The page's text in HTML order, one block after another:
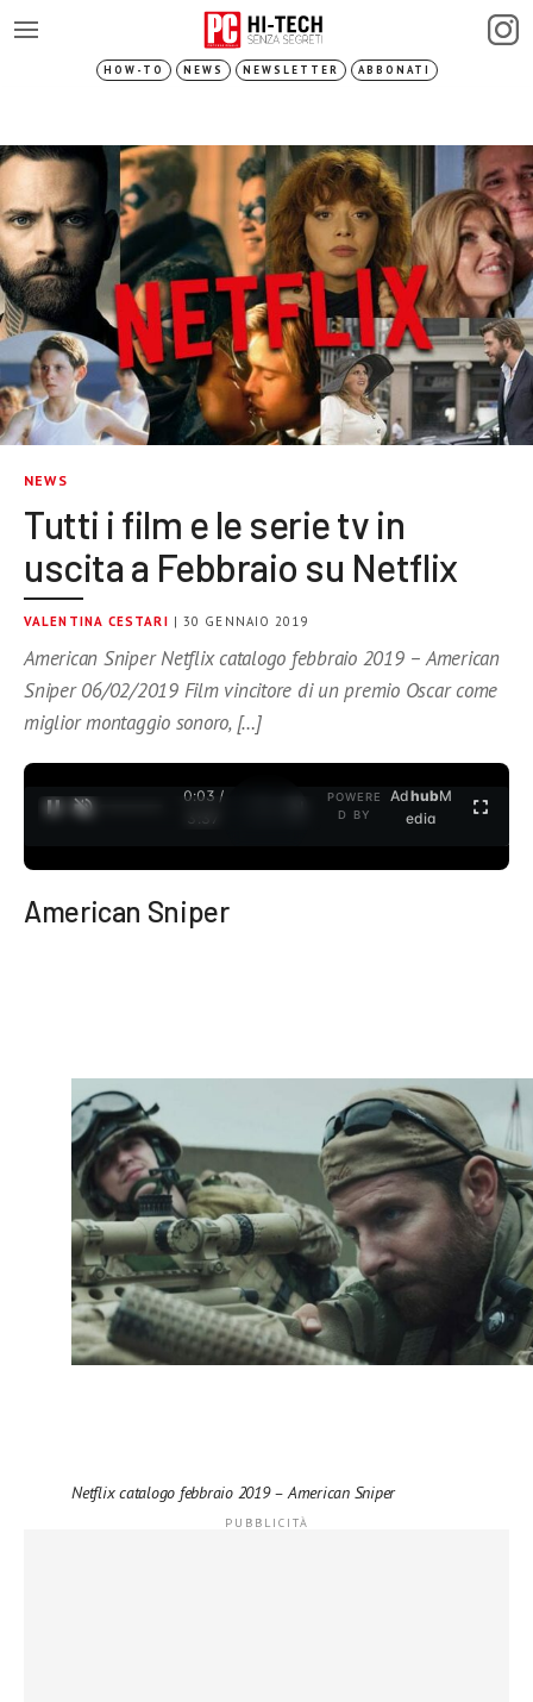
HOW-TO NEWS NEWSLETTER ABBONATI
NEWS
Tutti i film e le serie tv in
uscita a Febbraio su Netflix
VALENTINA CESTARI | 30 GENNAIO 2019
American Sniper Netflix catalogo febbraio 2019 – American
Sniper 06/02/2019 Film vincitore di un premio Oscar come
miglior montaggio sonoro, […]
0:04 /
3:37
POWERE
D BY
AdhubM
edia
American Sniper
Netflix catalogo febbraio 2019 – American Sniper